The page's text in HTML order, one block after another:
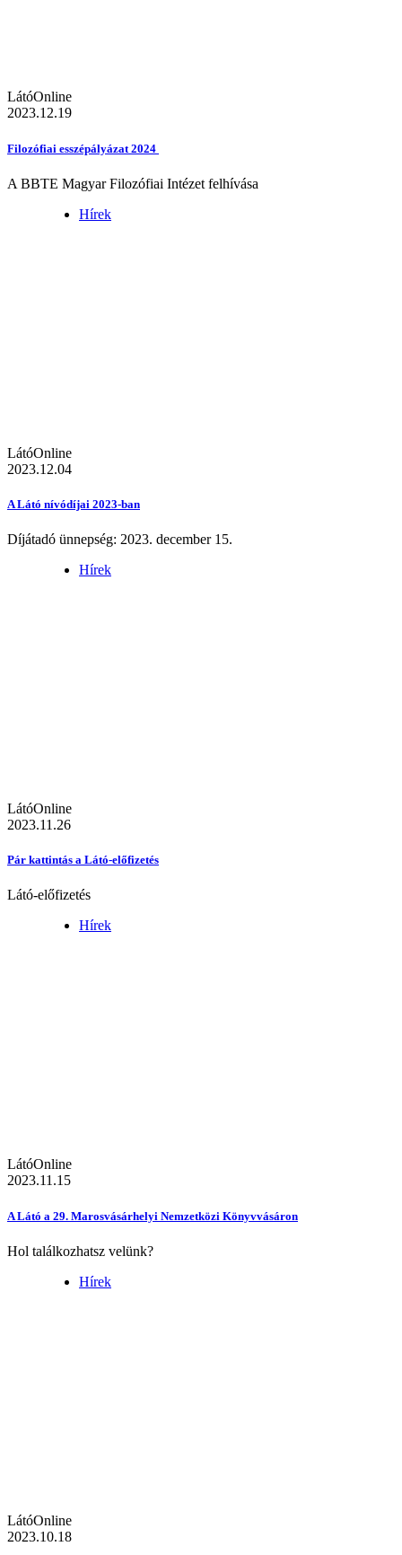
LátóOnline
2023.12.19
Filozófiai esszépályázat 2024
A BBTE Magyar Filozófiai Intézet felhívása
Hírek
LátóOnline
2023.12.04
A Látó nívódíjai 2023-ban
Díjátadó ünnepség: 2023. december 15.
Hírek
LátóOnline
2023.11.26
Pár kattintás a Látó-előfizetés
Látó-előfizetés
Hírek
LátóOnline
2023.11.15
A Látó a 29. Marosvásárhelyi Nemzetközi Könyvvásáron
Hol találkozhatsz velünk?
Hírek
LátóOnline
2023.10.18